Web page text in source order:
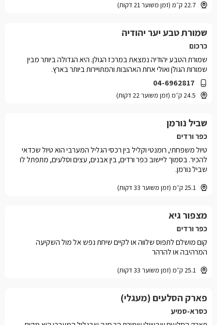
22.7 ק״מ (זמן משוער 21 דקות)
שמורת טבע יער יהודיה
כרכום
04-6962817
24.5 ק״מ (זמן משוער 22 דקות)
שמורת הטבע יהודיה נמצאת במרכז הגולן. היא הגדולה ביותר מבין
שמורות הגולן ואולי אחת האהובות והמתויירות ביותר בארץ.
שביל נורמן
כפר ורדים
25.1 ק״מ (זמן משוער 33 דקות)
טיול משפחתי, רומנטי וקליל בין רכסי הגליל המערבי הוא טיול שכדאי
להכיר. בסמוך ליישוב כפר ורדים, בין אבנים, עצים וסלעים, מתפתל לו
שביל נורמן.
מצפור גיא
כפר ורדים
25.1 ק״מ (זמן משוער 33 דקות)
קום מושלם לתפוס שלווה או לקיים שיחת נפש אל מול השקיעה
המרהיבה או להרהר
פארק הסלעים (מעגלי)
כסרא-סמיע